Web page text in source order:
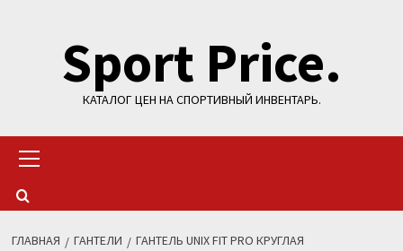
содержимомуSport Price.
КАТАЛОГ ЦЕН НА СПОРТИВНЫЙ ИНВЕНТАРЬ.
меню
ГЛАВНАЯ ГАНТЕЛИ
ГАНТЕЛЬ UNIX FIT PRO КРУГЛАЯ